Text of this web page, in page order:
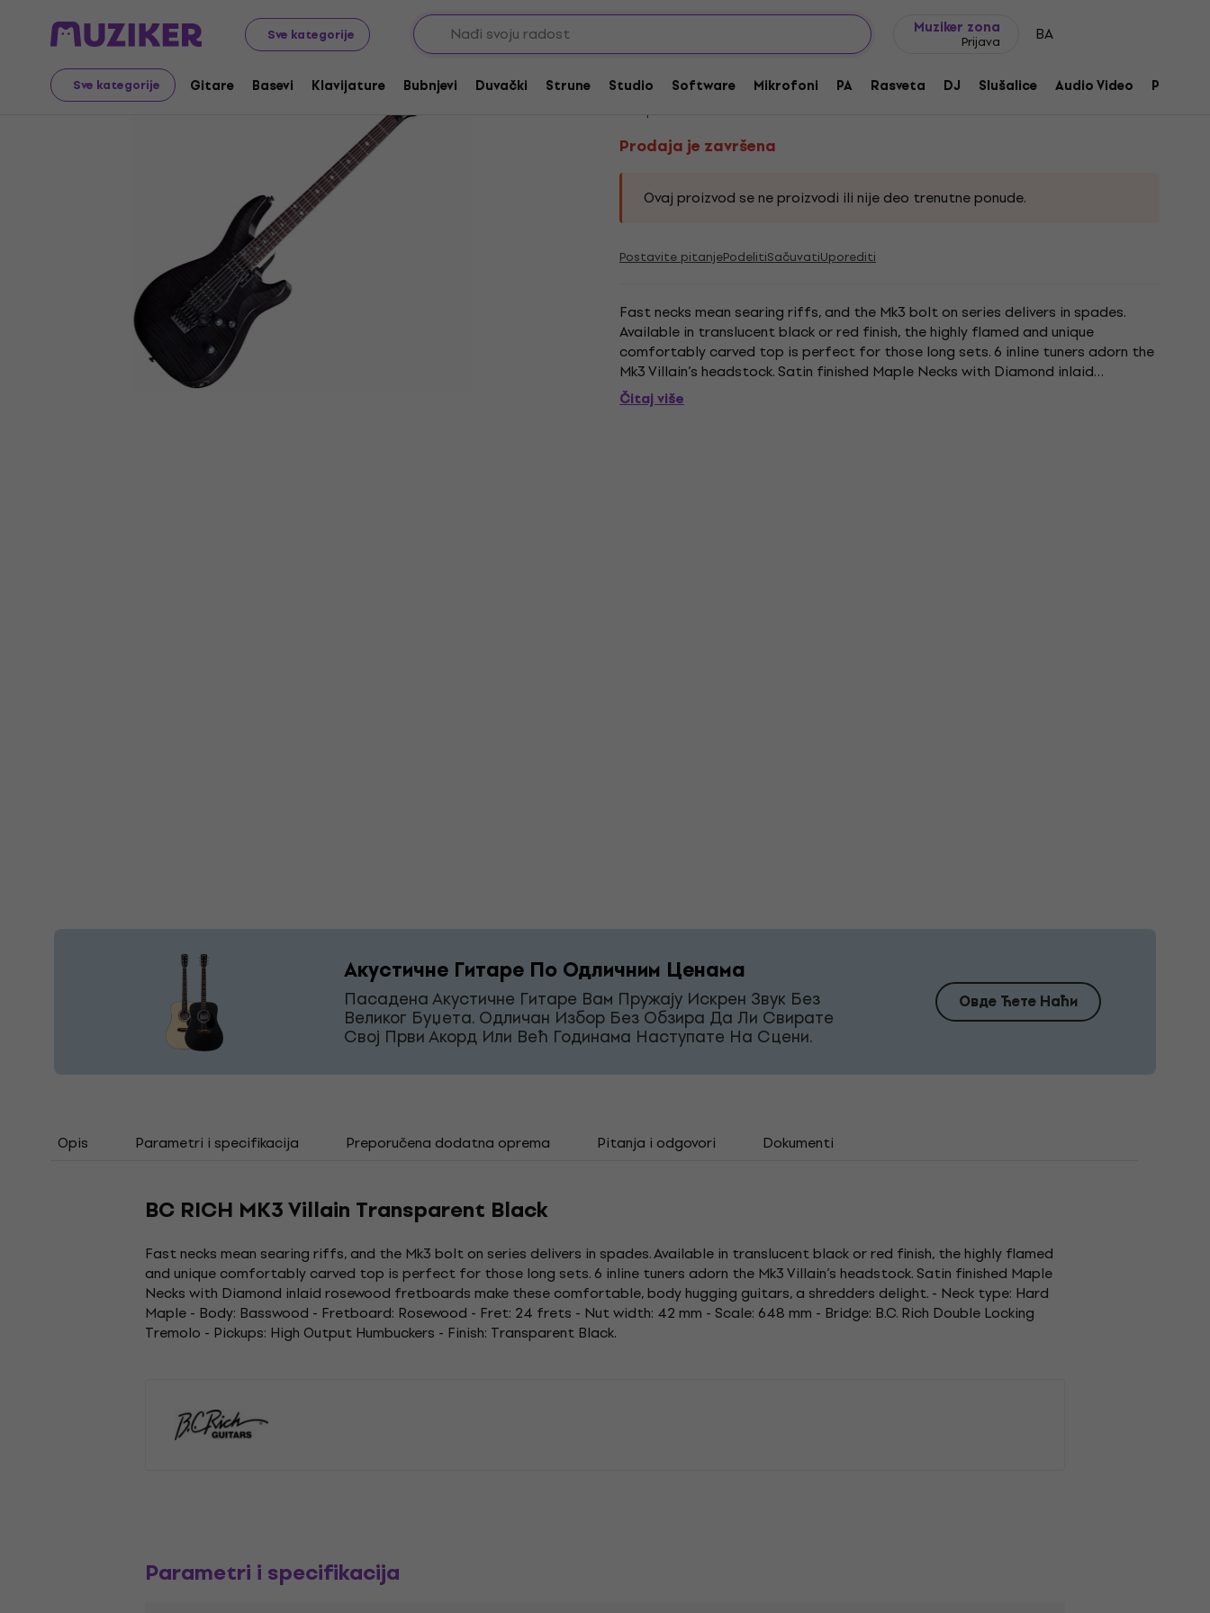
Sve kategorije
Muziker zona
Prijava BA
Sve kategorije Gitare Basevi Klavijature Bubnjevi Duvački Strune Studio Software Mikrofoni PA Rasveta DJ Slušalice Audio Video Pribor
Muzički instrumenti Gitare Električne gitare Super ST model
Prodaja je završena
Prodaja je završena
BC RICH MK3 Villain Transparent Black
Kod proizvoda:
Prodaja je završena
Ovaj proizvod se ne proizvodi ili nije deo trenutne ponude.
Postavite pitanjePodelitiSačuvatiUporediti
Fast necks mean searing riffs, and the Mk3 bolt on series delivers in spades.
Available in translucent black or red finish, the highly flamed and unique
comfortably carved top is perfect for those long sets. 6 inline tuners adorn the
Mk3 Villain’s headstock. Satin finished Maple Necks with Diamond inlaid
rosewood fretboards make these...
Čitaj više
Акустичне Гитаре По Одличним Ценама
Пасадена Акустичне Гитаре Вам Пружају Искрен Звук Без
Великог Буџета. Одличан Избор Без Обзира Да Ли Свирате
Свој Први Акорд Или Већ Годинама Наступате На Сцени.
Овде Ћете Наћи
Opis Parametri i specifikacija Preporučena dodatna oprema Pitanja i odgovori Dokumenti
BC RICH MK3 Villain Transparent Black
Fast necks mean searing riffs, and the Mk3 bolt on series delivers in spades. Available in translucent black or red finish, the highly flamed
and unique comfortably carved top is perfect for those long sets. 6 inline tuners adorn the Mk3 Villain’s headstock. Satin finished Maple
Necks with Diamond inlaid rosewood fretboards make these comfortable, body hugging guitars, a shredders delight. - Neck type: Hard
Maple - Body: Basswood - Fretboard: Rosewood - Fret: 24 frets - Nut width: 42 mm - Scale: 648 mm - Bridge: B.C. Rich Double Locking
Tremolo - Pickups: High Output Humbuckers - Finish: Transparent Black.
Parametri i specifikacija